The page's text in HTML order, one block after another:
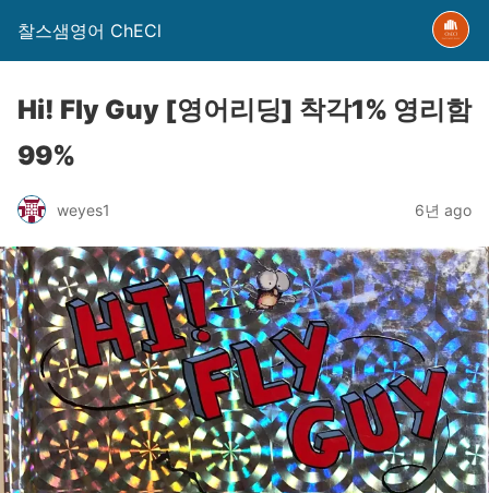
찰스샘영어 ChECl
Hi! Fly Guy [영어리딩] 착각1% 영리함
99%
weyes1 6년 ago